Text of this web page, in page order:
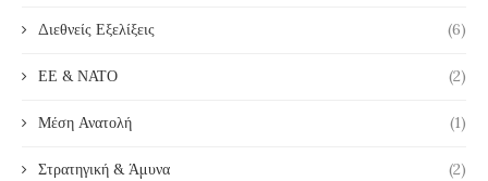
Διεθνείς Εξελίξεις (6)
ΕΕ & ΝΑΤΟ (2)
Μέση Ανατολή (1)
Στρατηγική & Άμυνα (2)